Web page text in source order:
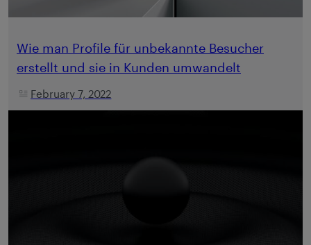
Wie man Profile für unbekannte Besucher
erstellt und sie in Kunden umwandelt
February 7, 2022